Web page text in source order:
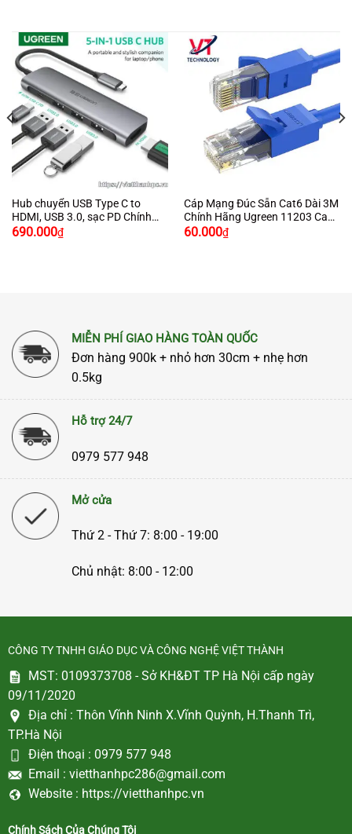
Hub chuyển USB Type C to
HDMI, USB 3.0, sạc PD Chính
Hãng Ugreen 50209
Giá
690.000₫Giá
hiện
Cáp Mạng Đúc Sẵn Cat6 Dài 3M
Chính Hãng Ugreen 11203 Cao
Cấp
60.000₫
MIỄN PHÍ GIAO HÀNG TOÀN QUỐC
Đơn hàng 900k + nhỏ hơn 30cm + nhẹ hơn
0.5kg
Hỗ trợ 24/7
0979 577 948
Mở cửa
Thứ 2 - Thứ 7: 8:00 - 19:00
Chủ nhật: 8:00 - 12:00
CÔNG TY TNHH GIÁO DỤC VÀ CÔNG NGHỆ VIỆT THÀNH
MST: 0109373708 - Sở KH&ĐT TP Hà Nội cấp ngày
09/11/2020
Địa chỉ : Thôn Vĩnh Ninh X.Vĩnh Quỳnh, H.Thanh Trì,
TP.Hà Nội
Điện thoại : 0979 577 948
Email : vietthanhpc286@gmail.com
Website : https://vietthanhpc.vn
Chính Sách Của Chúng Tôi